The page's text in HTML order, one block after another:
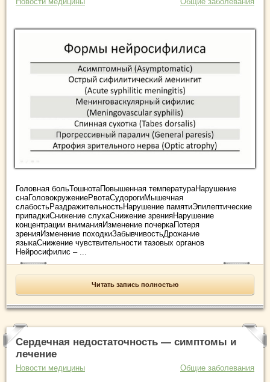
Головная больТошнотаПовышенная температураНарушение
снаГоловокружениеРвотаСудорогиМышечная
слабостьРаздражительностьНарушение памятиЭпилептические
припадкиСнижение слухаСнижение зренияНарушение
концентрации вниманияИзменение почеркаПотеря
зренияИзменение походкиЗабывчивостьДрожание
языкаСнижение чувствительности тазовых органов
Нейросифилис – ...
Читать запись полностью
Сердечная недостаточность — симптомы и
лечение
Новости медицины Общие заболевания